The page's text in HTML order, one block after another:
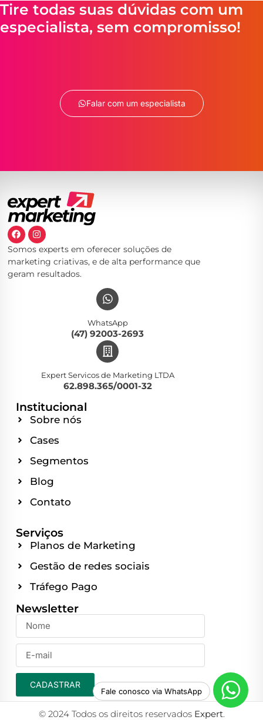
Fale conosco via WhatsApp
Tire todas suas dúvidas com um
especialista, sem compromisso!
Falar com um especialista
Somos experts em oferecer soluções de
marketing criativas, e de alta performance que
geram resultados.
WhatsApp
(47) 92003-2693
Expert Servicos de Marketing LTDA
62.898.365/0001-32
Institucional
Sobre nós
Cases
Segmentos
Blog
Contato
Serviços
Planos de Marketing
Gestão de redes sociais
Tráfego Pago
Newsletter
CADASTRAR
© 2024 Todos os direitos reservados Expert.